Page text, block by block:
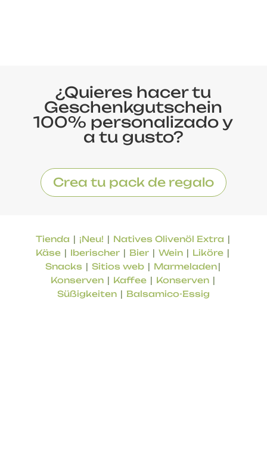
¿Quieres hacer tu
Geschenkgutschein
100% personalizado y
a tu gusto?
Crea tu pack de regalo
Tienda| ¡Neu! | Natives Olivenöl Extra|
Käse | Iberischer | Bier |Wein | Liköre |
Snacks | Sitios web| Marmeladen|
Konserven| Kaffee| Konserven|
Süßigkeiten| Balsamico-Essig